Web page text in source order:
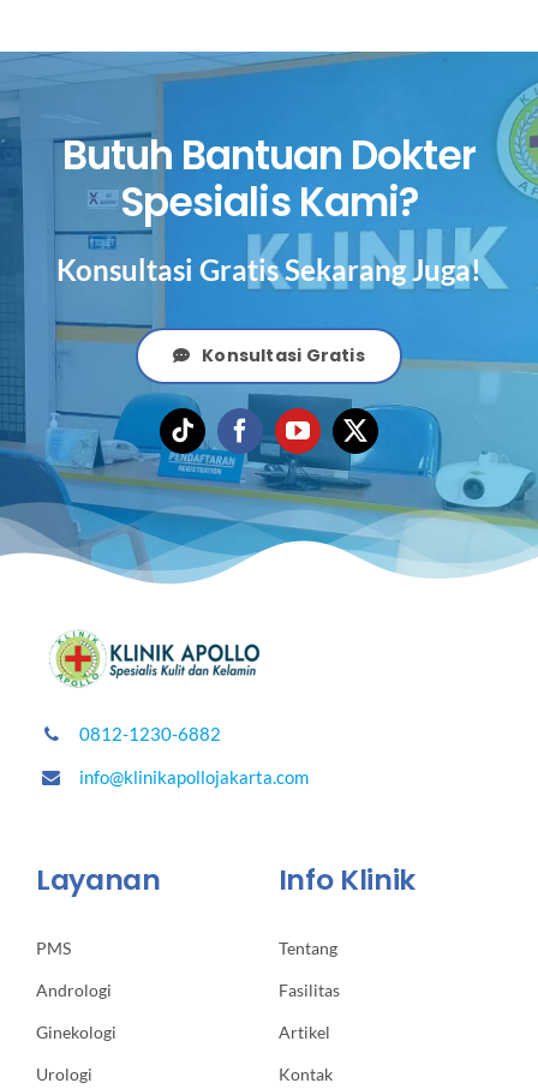
Butuh Bantuan Dokter
Spesialis Kami?
Konsultasi Gratis Sekarang Juga!
Konsultasi Gratis
0812-1230-6882
info@klinikapollojakarta.com
Layanan
PMS
Andrologi
Ginekologi
Urologi
Info Klinik
Tentang
Fasilitas
Artikel
Kontak